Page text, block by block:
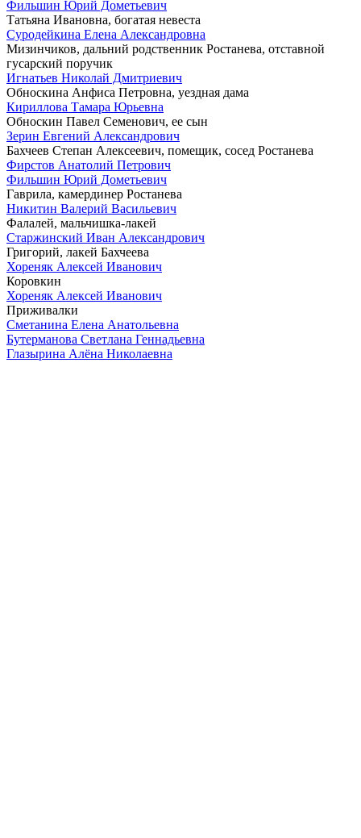
Фильшин Юрий Дометьевич
Татьяна Ивановна, богатая невеста
Суродейкина Елена Александровна
Мизинчиков, дальний родственник Ростанева, отставной
гусарский поручик
Игнатьев Николай Дмитриевич
Обноскина Анфиса Петровна, уездная дама
Кириллова Тамара Юрьевна
Обноскин Павел Семенович, ее сын
Зерин Евгений Александрович
Бахчеев Степан Алексеевич, помещик, сосед Ростанева
Фирстов Анатолий Петрович
Фильшин Юрий Дометьевич
Гаврила, камердинер Ростанева
Никитин Валерий Васильевич
Фалалей, мальчишка-лакей
Старжинский Иван Александрович
Григорий, лакей Бахчеева
Хореняк Алексей Иванович
Коровкин
Хореняк Алексей Иванович
Приживалки
Сметанина Елена Анатольевна
Бутерманова Светлана Геннадьевна
Глазырина Алёна Николаевна